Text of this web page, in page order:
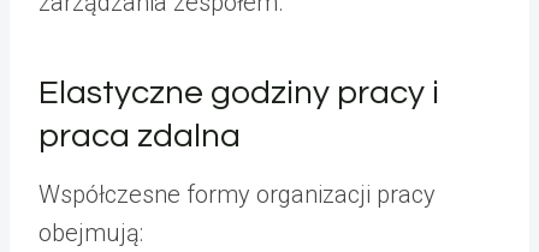
Elastyczne godziny pracy i
praca zdalna
Współczesne formy organizacji pracy
obejmują: